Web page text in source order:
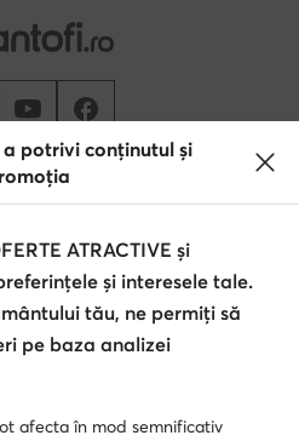
țara: Rumunia (RO)
2026
Politica de confidențialitate
datelor
potrivi conținutul și
ATRACTIVE și
și interesele tale.
tău, ne permiți să
pe baza analizei
afecta în mod semnificativ